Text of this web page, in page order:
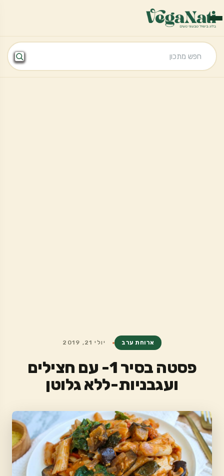
ארוחת ערב יולי 21, 2019
פסטה בסיר 1- עם חצילים
ועגבניות-ללא גלוטן